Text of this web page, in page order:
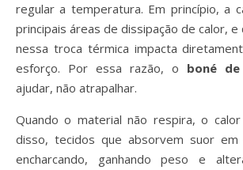
regular a temperatura. Em princípio, a
principais áreas de dissipação de calor,
nessa troca térmica impacta
esforço. Por essa razão, o boné
ajudar, não atrapalhar.
Quando o material não respira, o
disso, tecidos que absorvem suor em
encharcando, ganhando peso e